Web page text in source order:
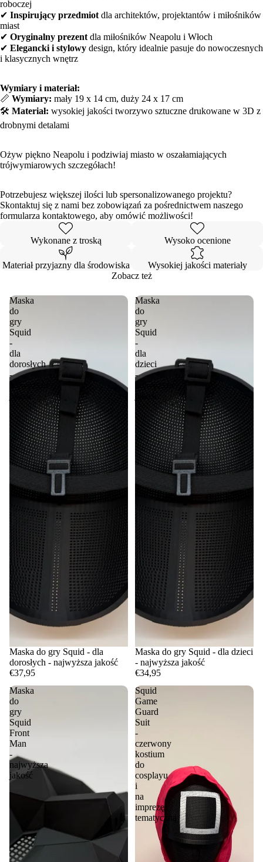
roboczej
✔ Inspirujący przedmiot dla architektów, projektantów i miłośników
miast
✔ Oryginalny prezent dla miłośników Neapolu i Włoch
✔ Elegancki i stylowy design, który idealnie pasuje do nowoczesnych
i klasycznych wnętrz
Wymiary i materiał:
📏 Wymiary: mały 19 x 14 cm, duży 24 x 17 cm
🛠️ Materiał: wysokiej jakości tworzywo sztuczne drukowane w 3D z
drobnymi detalami
Ożyw piękno Neapolu i podziwiaj miasto w oszałamiających
trójwymiarowych szczegółach!
Potrzebujesz większej ilości lub spersonalizowanego projektu?
Skontaktuj się z nami bez zobowiązań za pośrednictwem naszego
formularza kontaktowego, aby omówić możliwości!
Wykonane z troską Wysoko ocenione
Materiał przyjazny dla środowiska
Wysokiej jakości materiały
Zobacz też
Maska
do
gry
Squid
-
dla
dorosłych
-
najwyższa
Maska do gry Squid - dla
dorosłych - najwyższa jakość
€37,95
Maska
do
gry
Squid
-
dla
dzieci
-
najwyższa
Maska do gry Squid - dla dzieci
- najwyższa jakość
€34,95
Maska
do
gry
Squid
Front
Man
-
najwyższa
jakość
Squid
Game
Guard
Suit
-
czerwony
kostium
do
cosplayu
i
na
imprezę
tematyczną